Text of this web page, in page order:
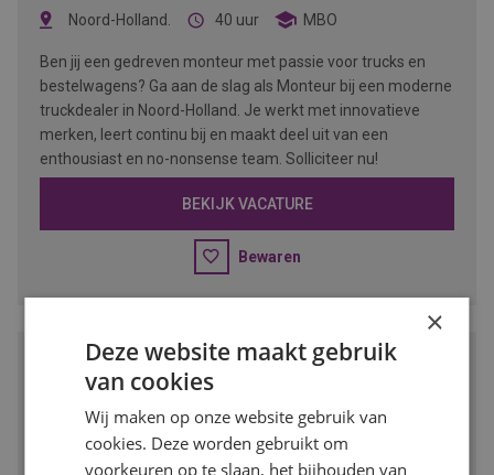
Noord-Holland. 40 uur MBO
Ben jij een gedreven monteur met passie voor trucks en
bestelwagens? Ga aan de slag als Monteur bij een moderne
truckdealer in Noord-Holland. Je werkt met innovatieve
merken, leert continu bij en maakt deel uit van een
enthousiast en no-nonsense team. Solliciteer nu!
BEKIJK VACATURE
Bewaren
Vestigingsmanager Groothandel
Wil jij leidinggeven aan een vestiging binnen de dynamische
bouw- en verfindustrie? Als vestigingsmanager ben je
×
Deze website maakt gebruik
van cookies
Wij maken op onze website gebruik van
cookies. Deze worden gebruikt om
voorkeuren op te slaan, het bijhouden van